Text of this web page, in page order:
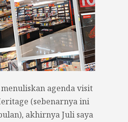
menuliskan agenda visit
(sebenarnya ini
akhirnya Juli saya